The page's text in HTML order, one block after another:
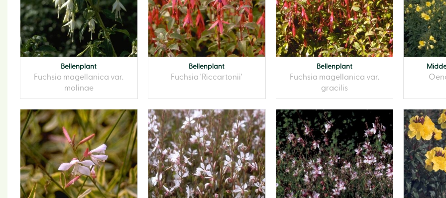
Bellenplant
Fuchsia magellanica var.
molinae
Bellenplant
Fuchsia 'Riccartonii'
Bellenplant
Fuchsia magellanica var.
gracilis